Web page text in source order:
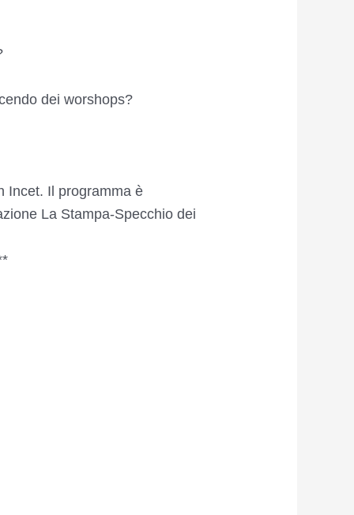
dei worshops?
Incet. Il programma è
La Stampa-Specchio dei